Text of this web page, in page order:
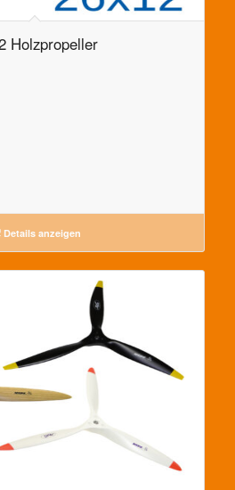
Holzpropeller
Details anzeigen